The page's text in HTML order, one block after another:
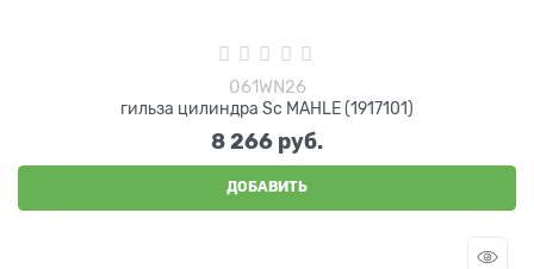
061WN26
гильза цилиндра Sc MAHLE (1917101)
8 266 руб.
ДОБАВИТЬ